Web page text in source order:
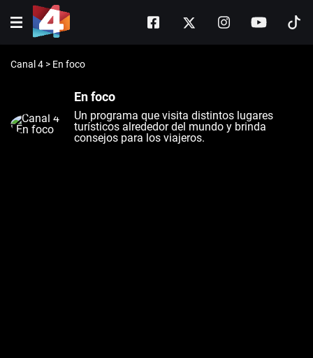
Canal 4 > En foco
En foco
Un programa que visita distintos lugares
turísticos alrededor del mundo y brinda
consejos para los viajeros.